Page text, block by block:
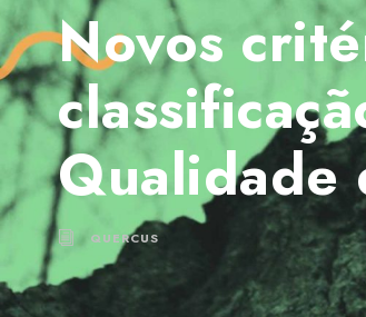
Novos
Qualidade
QUERCUS